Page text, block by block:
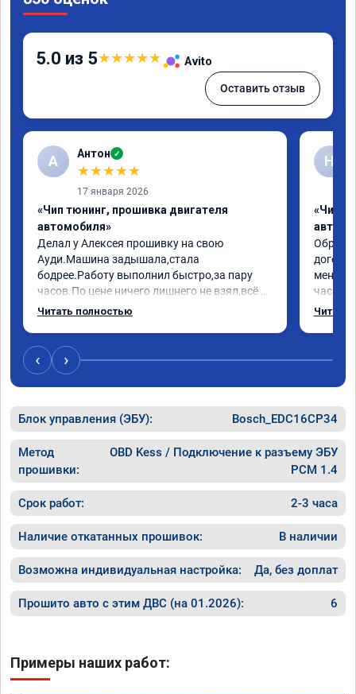
5.0 из 5★★★★★ Avito
Оставить отзыв
А Антон ✓
★★★★★
17 января 2026
«Чип тюнинг, прошивка двигателя
автомобиля»
Делал у Алексея прошивку на свою
Ауди.Машина задышала,стала
бодрее.Работу выполнил быстро,за пару
часов.По цене ничего лишнего не взял,всё
как договаривались заранее.После работы
случае поломки авто.Однозначно
рекомендую Алексея как грамотного
специалиста!
Читать полностью
Н
«Чип
меня
час
Арман
Читать
‹ ›
Блок управления (ЭБУ): Bosch_EDC16CP34
Метод
прошивки:
OBD Kess / Подключение к разъему ЭБУ
PCM 1.4
Срок работ: 2-3 часа
Наличие откатанных прошивок: В наличии
Возможна индивидуальная настройка: Да, без доплат
Прошито авто с этим ДВС (на 01.2026): 6
Примеры наших работ: